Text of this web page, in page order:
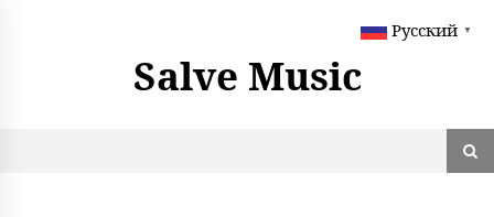
Salve Music
Русский ▼